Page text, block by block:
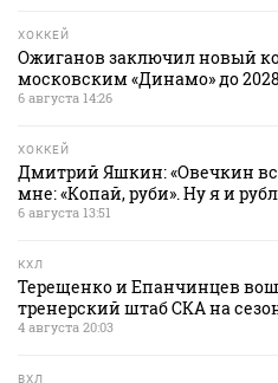
ХОККЕЙ
Ожиганов заключил новый
московским «Динамо» до
6 августа 14:26
ХОККЕЙ
Дмитрий Яшкин: «Овечкин
мне: «Копай, руби». Ну я и
6 августа 13:51
КХЛ
Терещенко и Епанчинцев
тренерский штаб СКА на
4 августа 20:03
ВХЛ